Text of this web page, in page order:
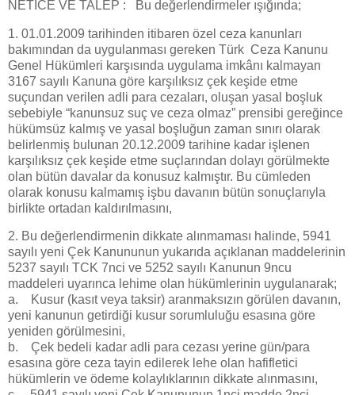
NETİCE VE TALEP : Bu değerlendirmeler ışığında;
1. 01.01.2009 tarihinden itibaren özel ceza kanunları
bakımından da uygulanması gereken Türk Ceza Kanunu
Genel Hükümleri karşısında uygulama imkânı kalmayan
3167 sayılı Kanuna göre karşılıksız çek keşide etme
suçundan verilen adli para cezaları, oluşan yasal boşluk
sebebiyle “kanunsuz suç ve ceza olmaz” prensibi gereğince
hükümsüz kalmış ve yasal boşluğun zaman sınırı olarak
belirlenmiş bulunan 20.12.2009 tarihine kadar işlenen
karşılıksız çek keşide etme suçlarından dolayı görülmekte
olan bütün davalar da konusuz kalmıştır. Bu cümleden
olarak konusu kalmamış işbu davanın bütün sonuçlarıyla
birlikte ortadan kaldırılmasını,
2. Bu değerlendirmenin dikkate alınmaması halinde, 5941
sayılı yeni Çek Kanununun yukarıda açıklanan maddelerinin
5237 sayılı TCK 7nci ve 5252 sayılı Kanunun 9ncu
maddeleri uyarınca lehime olan hükümlerinin uygulanarak;
a. Kusur (kasıt veya taksir) aranmaksızın görülen davanın,
yeni kanunun getirdiği kusur sorumluluğu esasına göre
yeniden görülmesini,
b. Çek bedeli kadar adli para cezası yerine gün/para
esasına göre ceza tayin edilerek lehe olan hafifletici
hükümlerin ve ödeme kolaylıklarının dikkate alınmasını,